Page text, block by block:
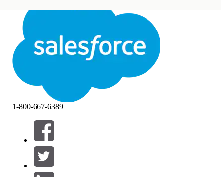
Avslutt Avslutt
Filtre (0)
VELG FILTRE
Produktområde
1-800-667-6389